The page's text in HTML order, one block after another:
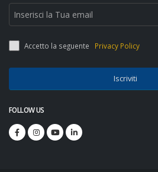
Accetto la seguente Privacy Policy
Iscriviti
FOLLOW US